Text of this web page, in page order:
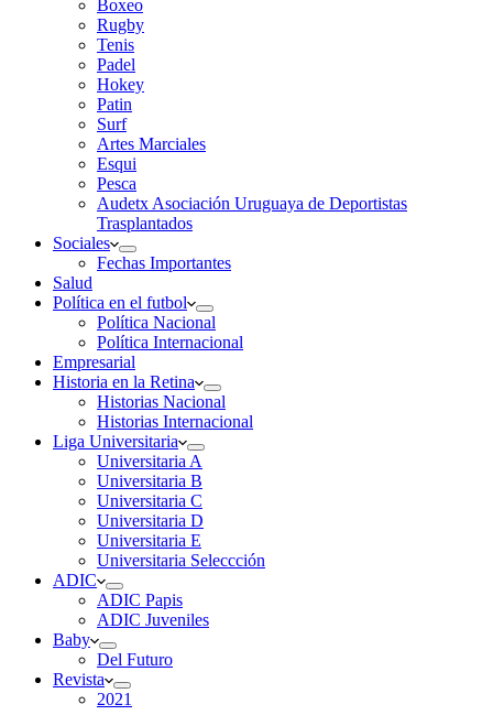
Boxeo
Rugby
Tenis
Padel
Hokey
Patin
Surf
Artes Marciales
Esqui
Pesca
Audetx Asociación Uruguaya de Deportistas
Trasplantados
Sociales
Fechas Importantes
Salud
Política en el futbol
Política Nacional
Política Internacional
Empresarial
Historia en la Retina
Historias Nacional
Historias Internacional
Liga Universitaria
Universitaria A
Universitaria B
Universitaria C
Universitaria D
Universitaria E
Universitaria Seleccción
ADIC
ADIC Papis
ADIC Juveniles
Baby
Del Futuro
Revista
2021